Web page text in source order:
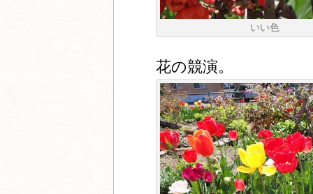
いい色
花の競演。